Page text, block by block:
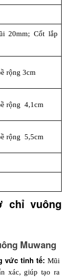
20mm; Cốt lắp
rộng 3cm
rộng  4,1cm
rộng  5,5cm
chỉ vuông
Muwang
vức tinh tế: Mũi
xác, giúp tạo ra